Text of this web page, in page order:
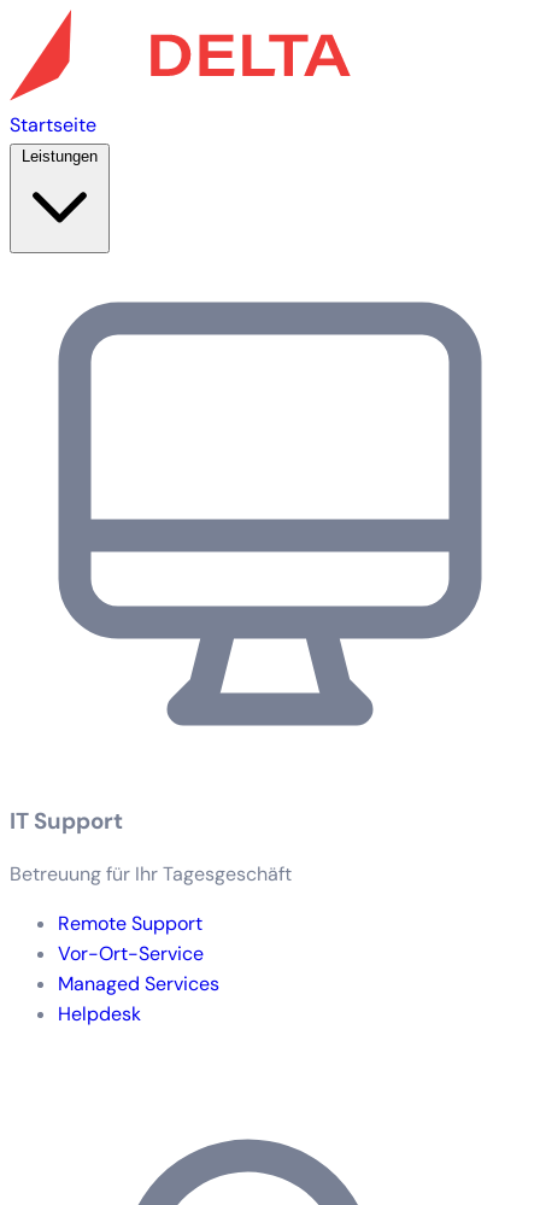
Startseite
IT Support
Betreuung für Ihr Tagesgeschäft
Remote Support
Vor-Ort-Service
Managed Services
Helpdesk